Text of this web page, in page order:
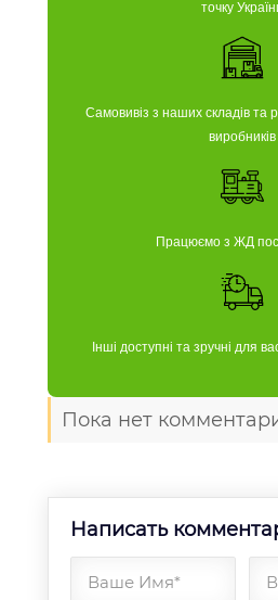
точку
Самовивіз з наших складів та
виробників
Працюємо з ЖД
Інші доступні та зручні для
Пока нет
Написать
Ваше Имя*